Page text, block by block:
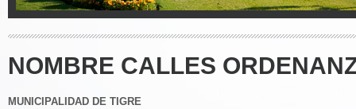
NOMBRE CALLES
MUNICIPALIDAD DE TIGRE